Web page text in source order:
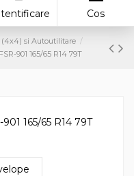
Cos
(4x4) si Autoutilitare
901 165/65 R14 79T